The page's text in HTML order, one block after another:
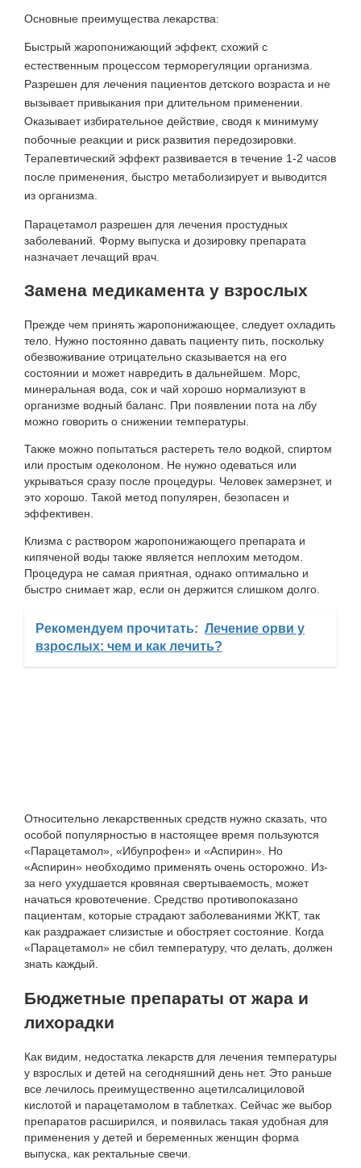
Основные преимущества лекарства:
Быстрый жаропонижающий эффект, схожий с
естественным процессом терморегуляции организма.
Разрешен для лечения пациентов детского возраста и не
вызывает привыкания при длительном применении.
Оказывает избирательное действие, сводя к минимуму
побочные реакции и риск развития передозировки.
Терапевтический эффект развивается в течение 1-2 часов
после применения, быстро метаболизирует и выводится
из организма.
Парацетамол разрешен для лечения простудных
заболеваний. Форму выпуска и дозировку препарата
назначает лечащий врач.
Замена медикамента у взрослых
Прежде чем принять жаропонижающее, следует охладить
тело. Нужно постоянно давать пациенту пить, поскольку
обезвоживание отрицательно сказывается на его
состоянии и может навредить в дальнейшем. Морс,
минеральная вода, сок и чай хорошо нормализуют в
организме водный баланс. При появлении пота на лбу
можно говорить о снижении температуры.
Также можно попытаться растереть тело водкой, спиртом
или простым одеколоном. Не нужно одеваться или
укрываться сразу после процедуры. Человек замерзнет, и
это хорошо. Такой метод популярен, безопасен и
эффективен.
Клизма с раствором жаропонижающего препарата и
кипяченой воды также является неплохим методом.
Процедура не самая приятная, однако оптимально и
быстро снимает жар, если он держится слишком долго.
Рекомендуем прочитать: Лечение орви у
взрослых: чем и как лечить?
Относительно лекарственных средств нужно сказать, что
особой популярностью в настоящее время пользуются
«Парацетамол», «Ибупрофен» и «Аспирин». Но
«Аспирин» необходимо применять очень осторожно. Из-
за него ухудшается кровяная свертываемость, может
начаться кровотечение. Средство противопоказано
пациентам, которые страдают заболеваниями ЖКТ, так
как раздражает слизистые и обостряет состояние. Когда
«Парацетамол» не сбил температуру, что делать, должен
знать каждый.
Бюджетные препараты от жара и
лихорадки
Как видим, недостатка лекарств для лечения температуры
у взрослых и детей на сегодняшний день нет. Это раньше
все лечилось преимущественно ацетилсалициловой
кислотой и парацетамолом в таблетках. Сейчас же выбор
препаратов расширился, и появилась такая удобная для
применения у детей и беременных женщин форма
выпуска, как ректальные свечи.